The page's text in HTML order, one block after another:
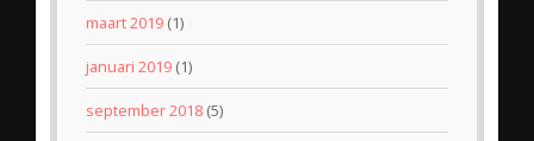
maart 2019 (1)
januari 2019 (1)
september 2018 (5)